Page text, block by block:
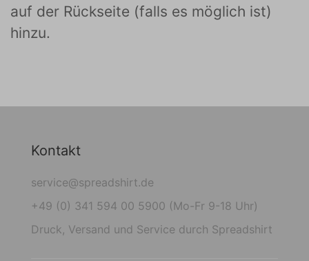
auf der Rückseite (falls es möglich ist)
hinzu.
Kontakt
service@spreadshirt.de
+49 (0) 341 594 00 5900 (Mo-Fr 9-18 Uhr)
Druck, Versand und Service durch Spreadshirt